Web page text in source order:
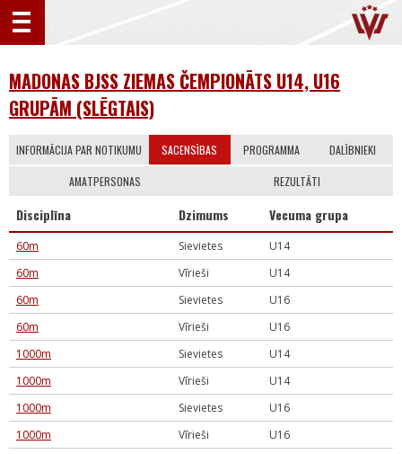
MADONAS BJSS ZIEMAS ČEMPIONĀTS U14, U16
GRUPĀM (SLĒGTAIS)
INFORMĀCIJA PAR NOTIKUMU SACENSĪBAS PROGRAMMA DALĪBNIEKI
AMATPERSONAS REZULTĀTI
Disciplīna Dzimums Vecuma grupa
60m Sievietes
U14
60m
Vīrieši
U14
60m
Sievietes
U16
60m
Vīrieši
U16
1000m
Sievietes
U14
1000m
Vīrieši
U14
1000m
Sievietes
U16
1000m
Vīrieši
U16